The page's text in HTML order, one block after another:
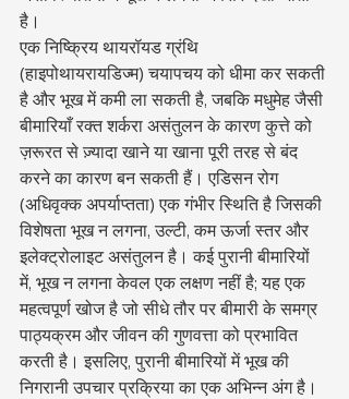
है।
एक निष्क्रिय थायरॉयड ग्रंथि
(हाइपोथायरायडिज्म) चयापचय को धीमा कर सकती
है और भूख में कमी ला सकती है, जबकि मधुमेह जैसी
बीमारियाँ रक्त शर्करा असंतुलन के कारण कुत्ते को
ज़रूरत से ज़्यादा खाने या खाना पूरी तरह से बंद
करने का कारण बन सकती हैं। एडिसन रोग
(अधिवृक्क अपर्याप्तता) एक गंभीर स्थिति है जिसकी
विशेषता भूख न लगना, उल्टी, कम ऊर्जा स्तर और
इलेक्ट्रोलाइट असंतुलन है। कई पुरानी बीमारियों
में, भूख न लगना केवल एक लक्षण नहीं है; यह एक
महत्वपूर्ण खोज है जो सीधे तौर पर बीमारी के समग्र
पाठ्यक्रम और जीवन की गुणवत्ता को प्रभावित
करती है। इसलिए, पुरानी बीमारियों में भूख की
निगरानी उपचार प्रक्रिया का एक अभिन्न अंग है।